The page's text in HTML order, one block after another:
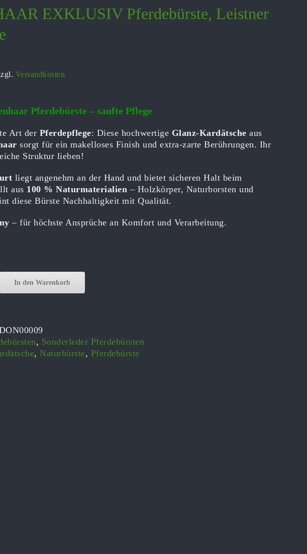
EXKLUSIV Pferdebürste, Leistner
Versandkosten
Pferdebürste – sanfte Pflege
Art der Pferdepflege: Diese hochwertige Glanz-Kardätsche aus
sorgt für ein makelloses Finish und extra-zarte Berührungen. Ihr
Struktur lieben!
liegt angenehm an der Hand und bietet sicheren Halt beim
aus 100 % Naturmaterialien – Holzkörper, Naturborsten und
diese Bürste Nachhaltigkeit mit Qualität.
– für höchste Ansprüche an Komfort und Verarbeitung.
In den Warenkorb
, Sonderleder Pferdebürsten
, Naturbürste, Pferdebürste